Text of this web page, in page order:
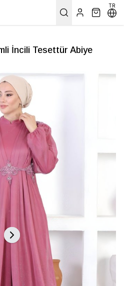
TR
İncili Tesettür Abiye